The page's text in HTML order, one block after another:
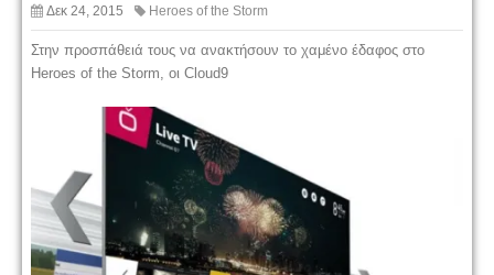
Δεκ 24, 2015 Heroes of the Storm
Στην προσπάθειά τους να ανακτήσουν το χαμένο έδαφος στο
Heroes of the Storm, οι Cloud9